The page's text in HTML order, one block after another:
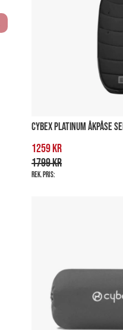
CYBEX PLATINUM ÅKPÅSE
1259 kr
1799 kr
Rek. pris: